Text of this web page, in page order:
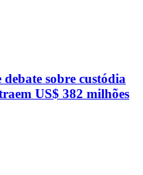
sobre custódia
US$ 382 milhões